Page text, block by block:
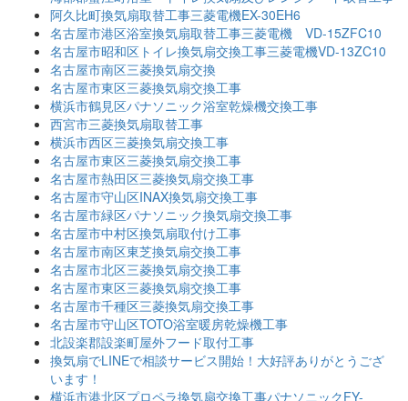
阿久比町換気扇取替工事三菱電機EX-30EH6
名古屋市港区浴室換気扇取替工事三菱電機 VD-15ZFC10
名古屋市昭和区トイレ換気扇交換工事三菱電機VD-13ZC10
名古屋市南区三菱換気扇交換
名古屋市東区三菱換気扇交換工事
横浜市鶴見区パナソニック浴室乾燥機交換工事
西宮市三菱換気扇取替工事
横浜市西区三菱換気扇交換工事
名古屋市東区三菱換気扇交換工事
名古屋市熱田区三菱換気扇交換工事
名古屋市守山区INAX換気扇交換工事
名古屋市緑区パナソニック換気扇交換工事
名古屋市中村区換気扇取付け工事
名古屋市南区東芝換気扇交換工事
名古屋市北区三菱換気扇交換工事
名古屋市東区三菱換気扇交換工事
名古屋市千種区三菱換気扇交換工事
名古屋市守山区TOTO浴室暖房乾燥機工事
北設楽郡設楽町屋外フード取付工事
換気扇でLINEで相談サービス開始！大好評ありがとうござ
います！
横浜市港北区プロペラ換気扇交換工事パナソニックFY-